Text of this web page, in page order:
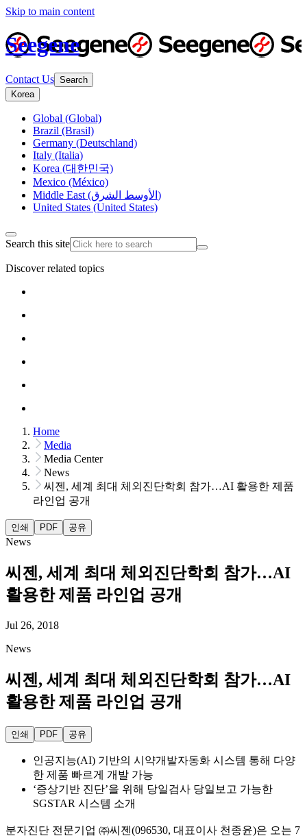
Skip to main content
Seegene
Contact Us Search
Korea
Global (Global)
Brazil (Brasil)
Germany (Deutschland)
Italy (Italia)
Korea (대한민국)
Mexico (México)
Middle East (الأوسط الشرق)
United States (United States)
Search this site
Discover related topics
Home
Media
Media Center
News
씨젠, 세계 최대 체외진단학회 참가…AI 활용한 제품
라인업 공개
인쇄 PDF 공유
News
씨젠, 세계 최대 체외진단학회 참가…AI
활용한 제품 라인업 공개
Jul 26, 2018
News
씨젠, 세계 최대 체외진단학회 참가…AI
활용한 제품 라인업 공개
인쇄 PDF 공유
인공지능(AI) 기반의 시약개발자동화 시스템 통해 다양
한 제품 빠르게 개발 가능
‘증상기반 진단’을 위해 당일검사 당일보고 가능한
SGSTAR 시스템 소개
분자진단 전문기업 ㈜씨젠(096530, 대표이사 천종윤)은 오는 7